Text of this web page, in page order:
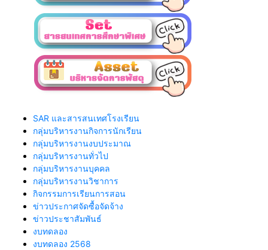
SAR และสารสนเทศโรงเรียน
กลุ่มบริหารงานกิจการนักเรียน
กลุ่มบริหารงานงบประมาณ
กลุ่มบริหารงานทั่วไป
กลุ่มบริหารงานบุคคล
กลุ่มบริหารงานวิชาการ
กิจกรรมการเรียนการสอน
ข่าวประกาศจัดซื้อจัดจ้าง
ข่าวประชาสัมพันธ์
งบทดลอง
งบทดลอง 2568